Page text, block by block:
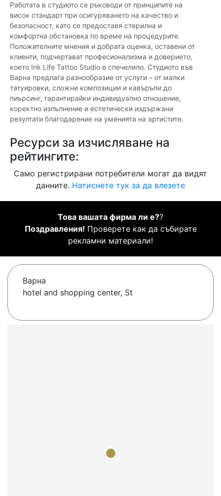
Работата в студиото се ръководи от принципите на
висок стандарт при осигуряването на качество и
безопасност, като се предоставя стерилна и
комфортна обстановка по време на процедурите.
Положителните мнения и добрата оценка, оставени от
клиенти, подчертават професионализма и доверието,
което Ink Life Tattoo Studio е спечелило. Студиото във
Варна предлага разнообразие от услуги – от малки
татуировки, сложни композиции и кавъръпи до
пиърсинг, гарантирайки индивидуално отношение,
коректно изпълнение и естетически издържани
резултати благодарение на уменията на артистите.
Ресурси за изчисляване на
рейтингите:
Само регистрирани потребители могат да видят
данните. Натиснете тук за да влезете
Това вашата фирма ли е??
Поздравления! Проверете как да събирате
рекламни материали!
Варна
hotel and shopping center, St